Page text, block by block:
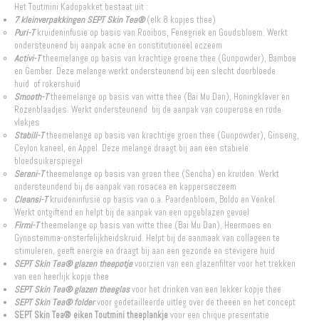
Het Toutmini Kadopakket bestaat uit :
7 kleinverpakkingen SEPT Skin Tea®(elk 8 kopjes thee)
Puri-Tkruideninfusie op basis van Rooibos, Fenegriek en Goudsbloem. Werkt
ondersteunend bij aanpak acne en constitutioneel eczeem
Activi-Ttheemelange op basis van krachtige groene thee (Gunpowder), Bamboe
en Gember. Deze melange werkt ondersteunend bij een slecht doorbloede
huid of rokershuid
Smooth-Ttheemelange op basis van witte thee (Bai Mu Dan), Honingklaver en
Rozenblaadjes. Werkt ondersteunend bij de aanpak van couperose en rode
vlekjes
Stabili-Ttheemelange op basis van krachtige groen thee (Gunpowder), Ginseng,
Ceylon kaneel, en Appel. Deze melange draagt bij aan een stabiele
bloedsuikerspiegel
Sereni-Ttheemelange op basis van groen thee (Sencha) en kruiden. Werkt
ondersteundend bij de aanpak van rosacea en kapperseczeem
Cleansi-Tkruideninfusie op basis van o.a. Paardenbloem, Boldo en Venkel.
Werkt ontgiftend en helpt bij de aanpak van een opgeblazen gevoel
Firmi-Ttheemelange op basis van witte thee (Bai Mu Dan), Heermoes en
Gynostemma-onsterfelijkheidskruid. Helpt bij de aanmaak van collageen te
stimuleren, geeft energie en draagt bij aan een gezonde en stevigere huid
SEPT Skin Tea® glazen theepotjevoorzien van een glazenfilter voor het trekken
van een heerlijk kopje thee
SEPT Skin Tea® glazen theeglasvoor het drinken van een lekker kopje thee
SEPT Skin Tea® foldervoor gedetailleerde uitleg over de theeën en het concept
SEPT Skin Tea® eiken Toutmini theeplankjevoor een chique presentatie